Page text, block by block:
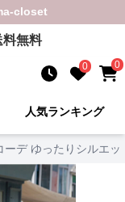
closet
無料
0 0
人気ランキング
ーデ ゆったりシルエ